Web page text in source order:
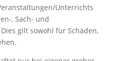
Unterrichts
, Sach- und
gilt sowohl für Schäden,